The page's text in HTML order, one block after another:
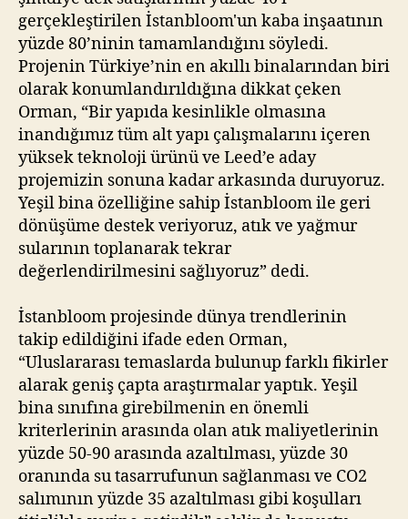
gerçekleştirilen İstanbloom'un kaba inşaatının
yüzde 80’ninin tamamlandığını söyledi.
Projenin Türkiye’nin en akıllı binalarından biri
olarak konumlandırıldığına dikkat çeken
Orman, “Bir yapıda kesinlikle olmasına
inandığımız tüm alt yapı çalışmalarını içeren
yüksek teknoloji ürünü ve Leed’e aday
projemizin sonuna kadar arkasında duruyoruz.
Yeşil bina özelliğine sahip İstanbloom ile geri
dönüşüme destek veriyoruz, atık ve yağmur
sularının toplanarak tekrar
değerlendirilmesini sağlıyoruz” dedi.
İstanbloom projesinde dünya trendlerinin
takip edildiğini ifade eden Orman,
“Uluslararası temaslarda bulunup farklı fikirler
alarak geniş çapta araştırmalar yaptık. Yeşil
bina sınıfına girebilmenin en önemli
kriterlerinin arasında olan atık maliyetlerinin
yüzde 50-90 arasında azaltılması, yüzde 30
oranında su tasarrufunun sağlanması ve CO2
salımının yüzde 35 azaltılması gibi koşulları